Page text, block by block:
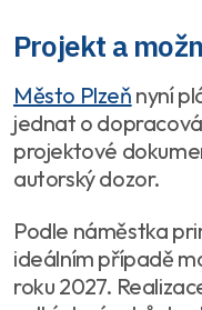
Projekt a
Město Plzeň nyní
jednat o
projektové
autorský dozor.
Podle náměstka
ideálním případě
roku 2027.